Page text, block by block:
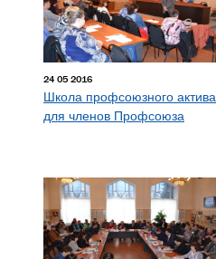
24 05 2016
Школа профсоюзного актива
для членов Профсоюза